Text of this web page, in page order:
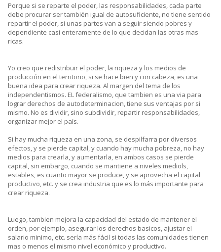
Porque si se reparte el poder, las responsabilidades, cada parte
debe procurar ser también igual de autosuficiente, no tiene sentido
repartir el poder, si unas partes van a seguir siendo pobres y
dependiente casi enteramente de lo que decidan las otras mas
ricas.
Yo creo que redistribuir el poder, la riqueza y los medios de
producción en el territorio, si se hace bien y con cabeza, es una
buena idea para crear riqueza. Al margen del tema de los
independentismos. EL federalismo, que tambien es una via para
lograr derechos de autodeterminacion, tiene sus ventajas por si
mismo. No es dividir, sino subdividir, repartir responsabilidades,
organizar mejor el país.
Si hay mucha riqueza en una zona, se despilfarra por diversos
efectos, y se pierde capital, y cuando hay mucha pobreza, no hay
medios para crearla, y aumentarla, en ambos casos se pierde
capital, sin embargo, cuando se mantiene a niveles mediols,
estables, es cuanto mayor se produce, y se aprovecha el capital
productivo, etc. y se crea industria que es lo más importante para
crear riqueza.
Luego, tambien mejora la capacidad del estado de mantener el
orden, por ejemplo, asegurar los derechos basicos, ajustar el
salario minimo, etc. sería más fácil si todas las comunidades tienen
mas o menos el mismo nivel económico y productivo.